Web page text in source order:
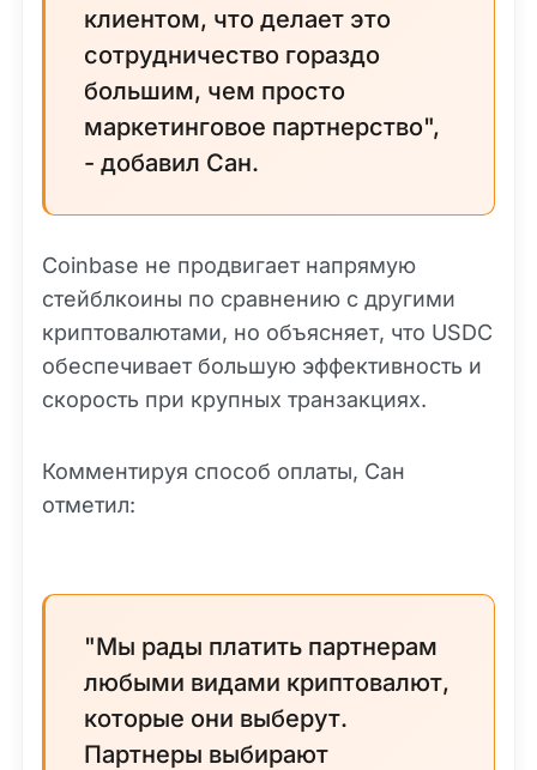
клиентом, что делает это
сотрудничество гораздо
большим, чем просто
маркетинговое партнерство",
- добавил Сан.
Coinbase не продвигает напрямую
стейблкоины по сравнению с другими
криптовалютами, но объясняет, что USDC
обеспечивает большую эффективность и
скорость при крупных транзакциях.
Комментируя способ оплаты, Сан
отметил:
"Мы рады платить партнерам
любыми видами криптовалют,
которые они выберут.
Партнеры выбирают